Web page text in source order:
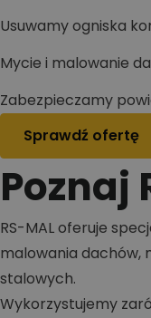
Usuwamy ogniska
Mycie i malowanie
Zabezpieczamy
Sprawdź ofertę
Poznaj
RS-MAL oferuje
malowania dachów,
stalowych.
Wykorzystujemy